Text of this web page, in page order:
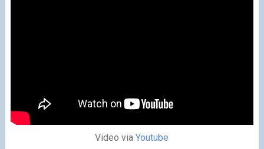
Video viaYoutube